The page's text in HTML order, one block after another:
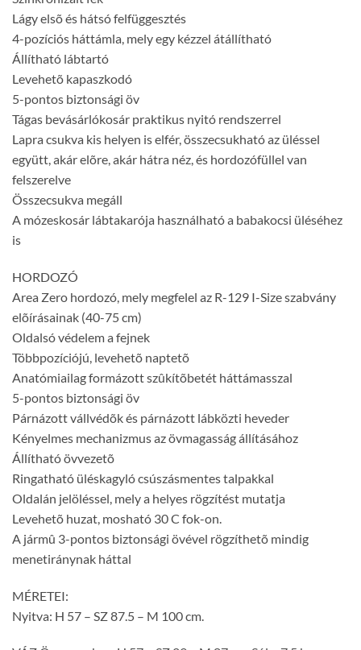
Lágy elsõ és hátsó felfüggesztés
4-pozíciós háttámla, mely egy kézzel átállítható
Állítható lábtartó
Levehetõ kapaszkodó
5-pontos biztonsági öv
Tágas bevásárlókosár praktikus nyitó rendszerrel
Lapra csukva kis helyen is elfér, összecsukható az üléssel
együtt, akár elõre, akár hátra néz, és hordozófüllel van
felszerelve
Összecsukva megáll
A mózeskosár lábtakarója használható a babakocsi üléséhez
is
HORDOZÓ
Area Zero hordozó, mely megfelel az R-129 I-Size szabvány
elõírásainak (40-75 cm)
Oldalsó védelem a fejnek
Többpozíciójú, levehetõ naptetõ
Anatómiailag formázott szûkítõbetét háttámasszal
5-pontos biztonsági öv
Párnázott vállvédõk és párnázott lábközti heveder
Kényelmes mechanizmus az övmagasság állításához
Állítható övvezetõ
Ringatható üléskagyló csúszásmentes talpakkal
Oldalán jelöléssel, mely a helyes rögzítést mutatja
Levehetõ huzat, mosható 30 C fok-on.
A jármû 3-pontos biztonsági övével rögzíthetõ mindig
menetiránynak háttal
MÉRETEI:
Nyitva: H 57 – SZ 87.5 – M 100 cm.